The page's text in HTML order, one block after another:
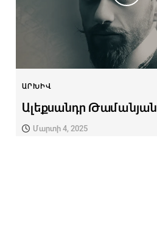
ԱՐԽԻՎ
Ալեքսանդր Թամանյան
Մարտի 4, 2025